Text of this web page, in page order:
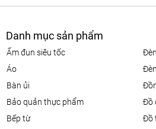
Danh mục sản phẩm
ấm đun siêu tốc
áo
bàn ủi
bảo quản thực phẩm
bếp từ